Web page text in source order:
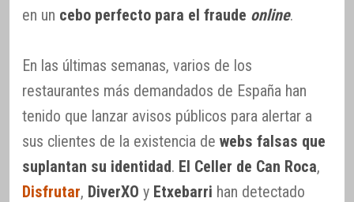
en un cebo perfecto para el fraude online.
En las últimas semanas, varios de los
restaurantes más demandados de España han
tenido que lanzar avisos públicos para alertar a
sus clientes de la existencia de webs falsas que
suplantan su identidad. El Celler de Can Roca,
Disfrutar, DiverXO y Etxebarri han detectado